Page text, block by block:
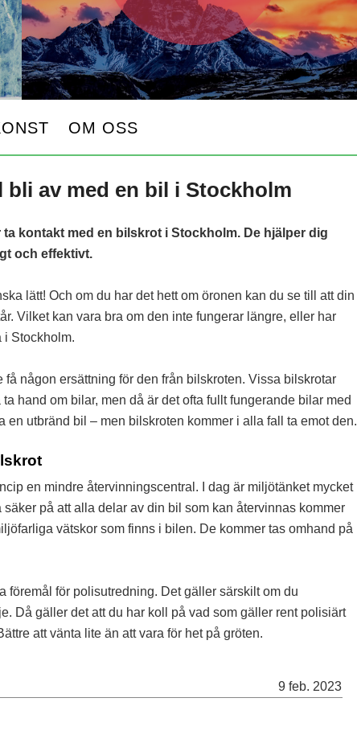
OM OSS
av med en bil i Stockholm
kontakt med en bilskrot i Stockholm. De hjälper dig
och effektivt.
lätt! Och om du har det hett om öronen kan du se till att din
Vilket kan vara bra om den inte fungerar längre, eller har
i Stockholm.
någon ersättning för den från bilskroten. Vissa bilskrotar
hand om bilar, men då är det ofta fullt fungerande bilar med
utbränd bil – men bilskroten kommer i alla fall ta emot den.
en mindre återvinningscentral. I dag är miljötänket mycket
på att alla delar av din bil som kan återvinnas kommer
vätskor som finns i bilen. De kommer tas omhand på
föremål för polisutredning. Det gäller särskilt om du
Då gäller det att du har koll på vad som gäller rent polisiärt
att vänta lite än att vara för het på gröten.
9 feb. 2023